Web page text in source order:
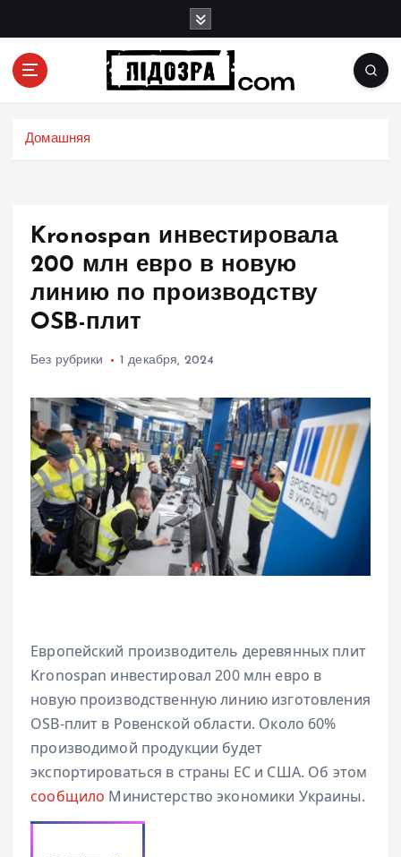
Подозрения и факты преступных действий в
Домашняя
Kronospan инвестировала
200 млн евро в новую
линию по производству
OSB-плит
Без рубрики 1 декабря, 2024
Европейский производитель деревянных плит
Kronospan инвестировал 200 млн евро в
новую производственную линию изготовления
OSB-плит в Ровенской области. Около 60%
производимой продукции будет
экспортироваться в страны ЕС и США. Об этом
сообщило Министерство экономики Украины.